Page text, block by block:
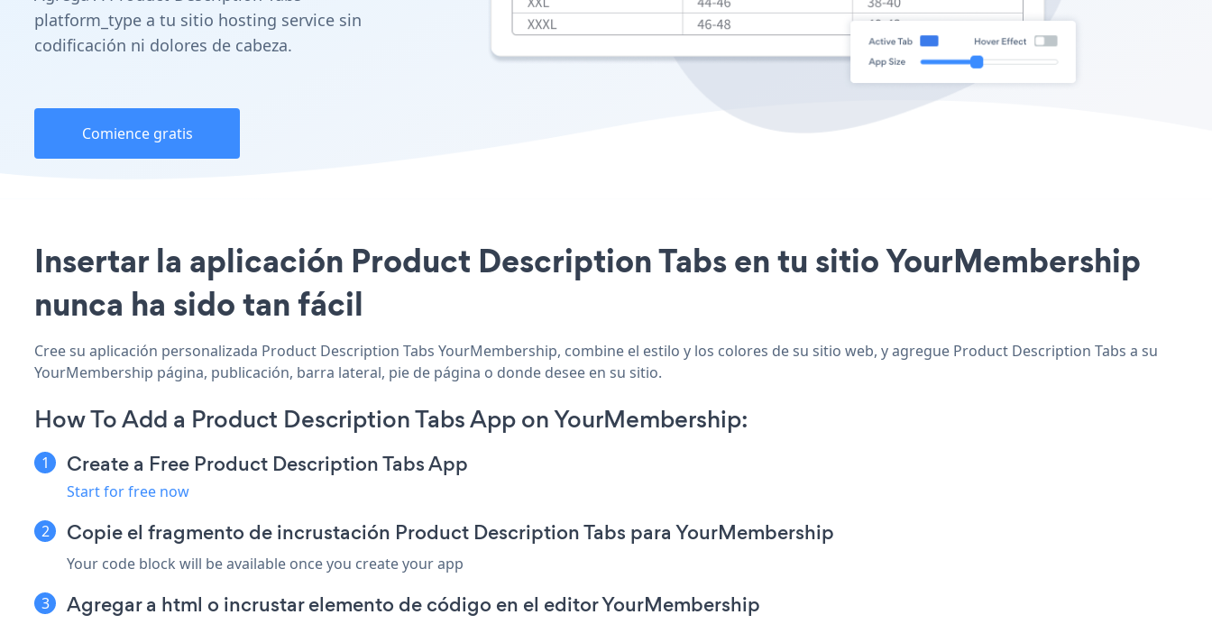
platform_type a tu sitio hosting service sin
codificación ni dolores de cabeza.
Comience gratis
Insertar la aplicación Product Description Tabs en tu sitio YourMembership
nunca ha sido tan fácil
Cree su aplicación personalizada Product Description Tabs YourMembership, combine el estilo y los colores de su sitio web, y agregue Product Description Tabs a su
YourMembership página, publicación, barra lateral, pie de página o donde desee en su sitio.
How To Add a Product Description Tabs App on YourMembership:
Create a Free Product Description Tabs App
Start for free now
Copie el fragmento de incrustación Product Description Tabs para YourMembership
Your code block will be available once you create your app
Agregar a html o incrustar elemento de código en el editor YourMembership